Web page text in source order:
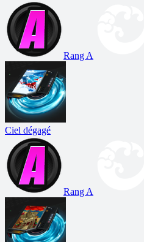
Rang A
Ciel dégagé
Rang A